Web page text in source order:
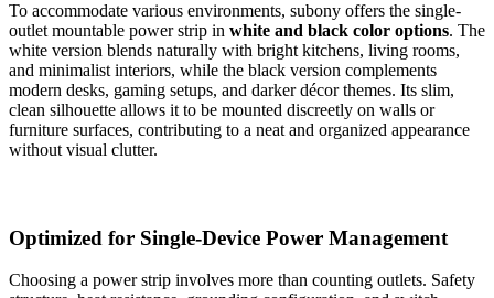
To accommodate various environments, subony offers the single-
outlet mountable power strip in white and black color options. The
white version blends naturally with bright kitchens, living rooms,
and minimalist interiors, while the black version complements
modern desks, gaming setups, and darker décor themes. Its slim,
clean silhouette allows it to be mounted discreetly on walls or
furniture surfaces, contributing to a neat and organized appearance
without visual clutter.
Optimized for Single-Device Power Management
Choosing a power strip involves more than counting outlets. Safety